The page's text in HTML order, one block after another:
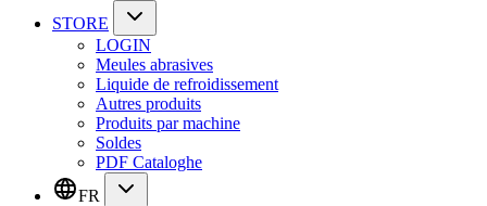
STORE
LOGIN
Meules abrasives
Liquide de refroidissement
Autres produits
Produits par machine
Soldes
PDF Cataloghe
FR